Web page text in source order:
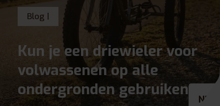
Blog |
Kun je een driewieler voor
volwassenen op alle
ondergronden gebruiken?
NL